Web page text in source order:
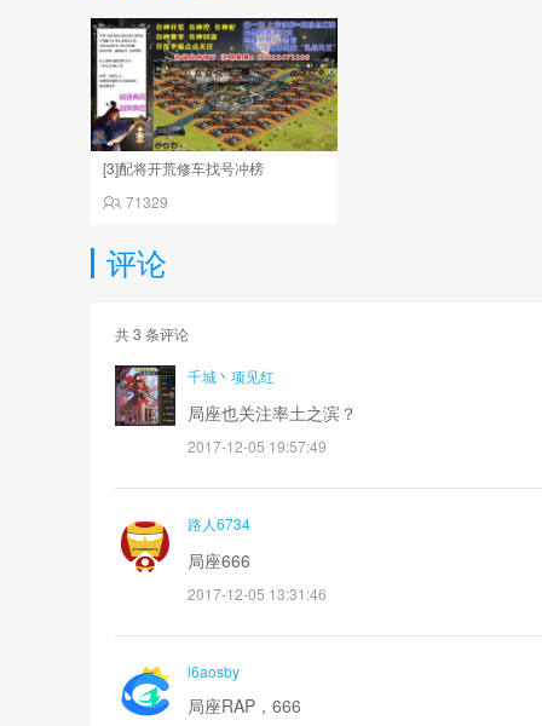
[3]配将开荒修车找号冲榜
71329
评论
共3 条评论
千城丶项见红
局座也关注率土之滨？
2017-12-05 19:57:49
路人6734
局座666
2017-12-05 13:31:46
l6aosby
局座RAP，666